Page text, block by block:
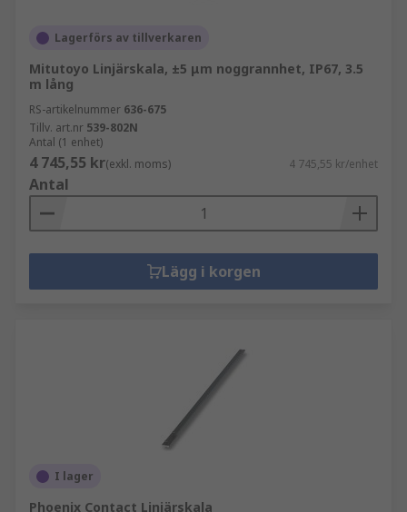
Lagerförs av tillverkaren
Mitutoyo Linjärskala, ±5 μm noggrannhet, IP67, 3.5
m lång
RS-artikelnummer 636-675
Tillv. art.nr 539-802N
Antal (1 enhet)
4 745,55 kr(exkl. moms) 4 745,55 kr/enhet
Antal
Lägg i korgen
I lager
Phoenix Contact Linjärskala